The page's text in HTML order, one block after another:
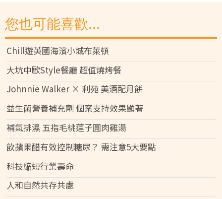
您也可能喜歡...
Chill遊英國海濱小城布萊頓
大坑中歐Style餐廳 超值燒烤餐
Johnnie Walker × 利苑 美酒配月餅
益生菌營養補充劑 個案支持效果顯著
補氣排濕 五指毛桃蓮子圓肉雞湯
飲蘋果醋有效控制糖尿？ 需注意5大要點
科技縮短行業壽命
人和自然共存共處